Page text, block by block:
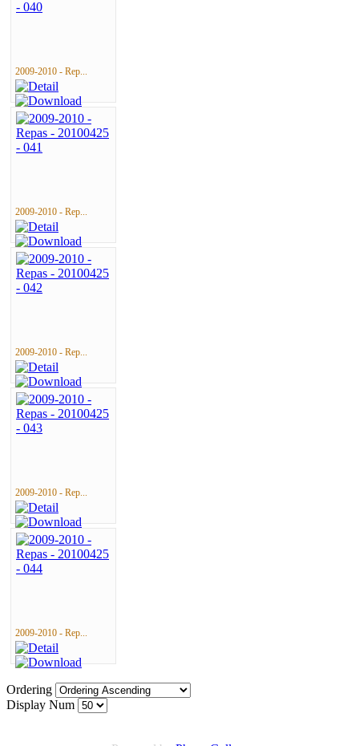
2009-2010 - Rep...
2009-2010 - Rep...
2009-2010 - Rep...
2009-2010 - Rep...
2009-2010 - Rep...
Ordering
Display Num